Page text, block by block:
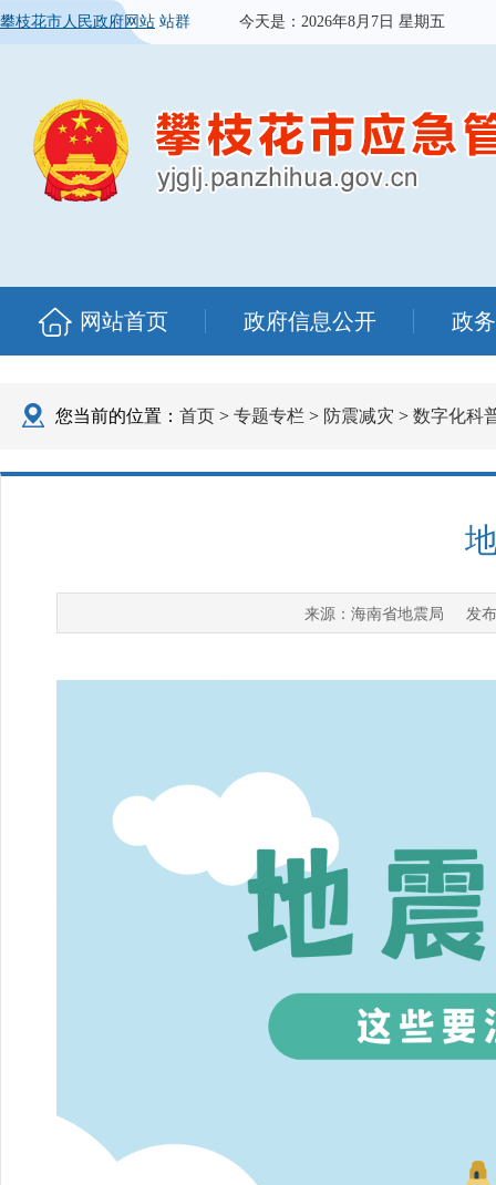
攀枝花市人民政府网站 站群 今天是： 2026年8月7日 星期五
网站首页 政府信息公开 政
您当前的位置： 首页 > 专题专栏 > 防震减灾 > 数字化科
来源： 海南省地震局 发布